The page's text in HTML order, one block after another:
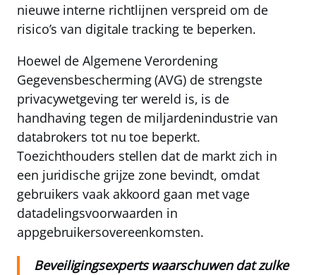
nieuwe interne richtlijnen verspreid om de
risico’s van digitale tracking te beperken.
Hoewel de Algemene Verordening
Gegevensbescherming (AVG) de strengste
privacywetgeving ter wereld is, is de
handhaving tegen de miljardenindustrie van
databrokers tot nu toe beperkt.
Toezichthouders stellen dat de markt zich in
een juridische grijze zone bevindt, omdat
gebruikers vaak akkoord gaan met vage
datadelingsvoorwaarden in
appgebruikersovereenkomsten.
Beveiligingsexperts waarschuwen dat zulke